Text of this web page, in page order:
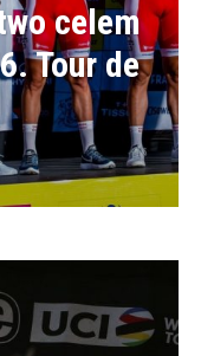
celem
Tour de